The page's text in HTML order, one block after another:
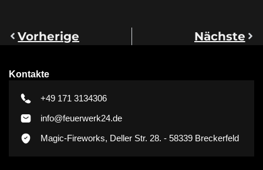
Vorherige Nächste
Kontakte
+49 171 3134306
info@feuerwerk24.de
Magic-Fireworks, Deller Str. 28. - 58339 Breckerfeld